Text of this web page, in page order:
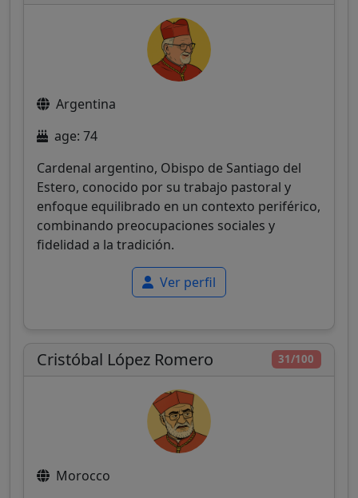
Argentina
age: 74
Cardenal argentino, Obispo de Santiago del
Estero, conocido por su trabajo pastoral y
enfoque equilibrado en un contexto periférico,
combinando preocupaciones sociales y
fidelidad a la tradición.
Ver perfil
31/100
Cristóbal López Romero
Morocco